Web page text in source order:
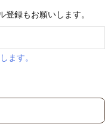
録もお願いします。
ます。